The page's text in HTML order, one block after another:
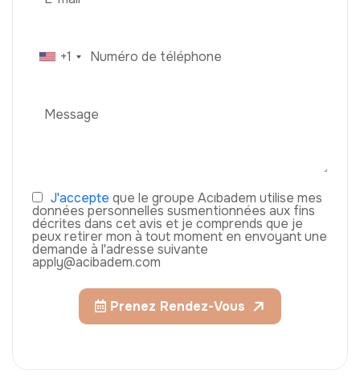
+1
J'accepte que le groupe Acıbadem utilise mes
données personnelles susmentionnées aux fins
décrites dans cet avis et je comprends que je
peux retirer mon à tout moment en envoyant une
demande à l'adresse suivante
apply@acibadem.com
Prenez Rendez-Vous